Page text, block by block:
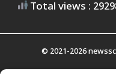
Total views :
© 2021-2026